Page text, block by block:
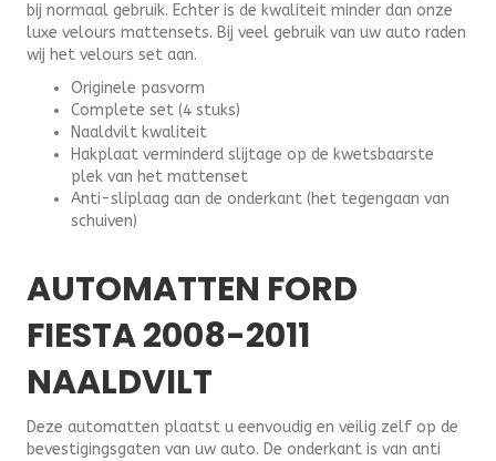
bij normaal gebruik. Echter is de kwaliteit minder dan onze
luxe velours mattensets. Bij veel gebruik van uw auto raden
wij het velours set aan.
Originele pasvorm
Complete set (4 stuks)
Naaldvilt kwaliteit
Hakplaat verminderd slijtage op de kwetsbaarste
plek van het mattenset
Anti-sliplaag aan de onderkant (het tegengaan van
schuiven)
AUTOMATTEN FORD
FIESTA 2008-2011
NAALDVILT
Deze automatten plaatst u eenvoudig en veilig zelf op de
bevestigingsgaten van uw auto. De onderkant is van anti